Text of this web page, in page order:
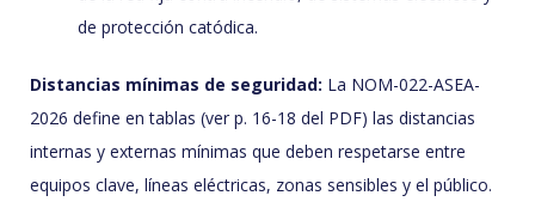
de protección catódica.
Distancias mínimas de seguridad: La NOM-022-ASEA-
2026 define en tablas (ver p. 16-18 del PDF) las distancias
internas y externas mínimas que deben respetarse entre
equipos clave, líneas eléctricas, zonas sensibles y el público.